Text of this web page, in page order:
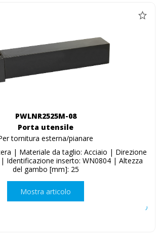
PWLNR2525M-08
Porta utensile
tornitura esterna/pianare
| Materiale da taglio: Acciaio | Direzione
Identificazione inserto: WN0804 | Altezza
del gambo [mm]: 25
Mostra articolo